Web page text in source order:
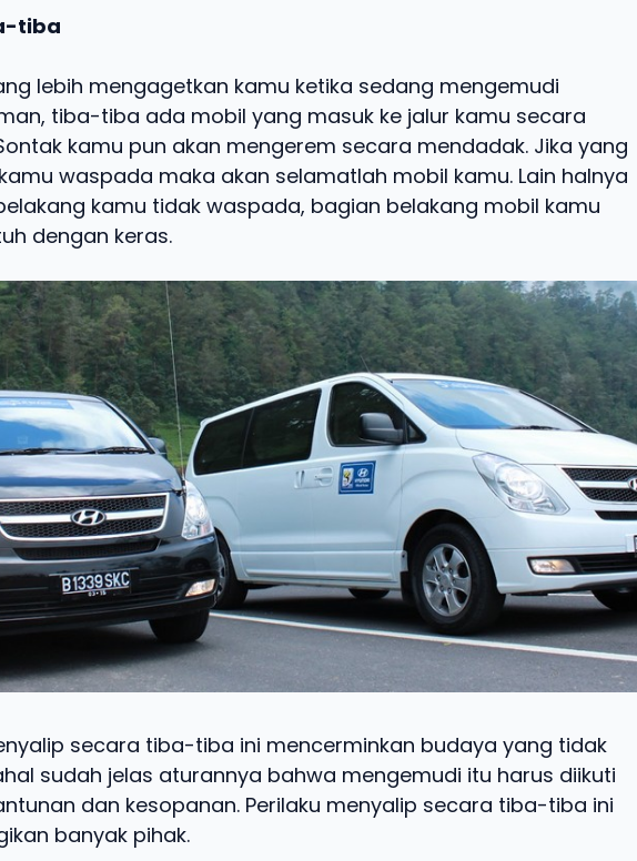
tiba
lebih mengagetkan kamu ketika sedang mengemudi
tiba-tiba ada mobil yang masuk ke jalur kamu secara
kamu pun akan mengerem secara mendadak. Jika yang
waspada maka akan selamatlah mobil kamu. Lain halnya
kamu tidak waspada, bagian belakang mobil kamu
dengan keras.
secara tiba-tiba ini mencerminkan budaya yang tidak
sudah jelas aturannya bahwa mengemudi itu harus diikuti
dan kesopanan. Perilaku menyalip secara tiba-tiba ini
banyak pihak.